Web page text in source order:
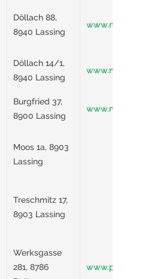
Döllach 88,
8940 Lassing
Döllach 14/1,
8940 Lassing
www.mayer-
Burgfried 37,
8900 Lassing
www.me-tall.at/
Moos 1a, 8903
Lassing
Treschmitz 17,
8903 Lassing
Werksgasse
281, 8786